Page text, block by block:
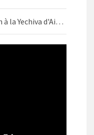
Rav Mordéhaï Chajkin à la Yechiva d'Aix-les-Bains en avril 2025 avant Pessah